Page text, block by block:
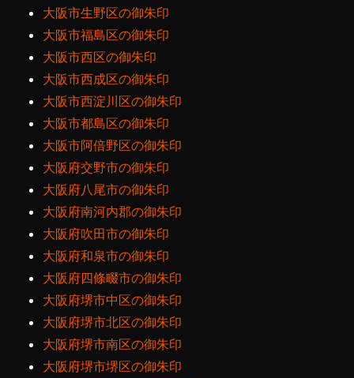
大阪市生野区の御朱印
大阪市福島区の御朱印
大阪市西区の御朱印
大阪市西成区の御朱印
大阪市西淀川区の御朱印
大阪市都島区の御朱印
大阪市阿倍野区の御朱印
大阪府交野市の御朱印
大阪府八尾市の御朱印
大阪府南河内郡の御朱印
大阪府吹田市の御朱印
大阪府和泉市の御朱印
大阪府四條畷市の御朱印
大阪府堺市中区の御朱印
大阪府堺市北区の御朱印
大阪府堺市南区の御朱印
大阪府堺市堺区の御朱印